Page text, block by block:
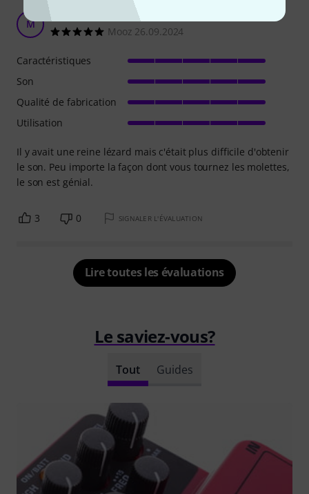
M
Mooz 26.09.2024
Il y avait une reine lézard mais c'était plus difficile d'obtenir
le son. Peu importe la façon dont vous tournez les molettes,
le son est génial.
Caractéristiques
Son
Qualité de fabrication
Utilisation
3 0 SIGNALER L'ÉVALUATION
Lire toutes les évaluations
Le saviez-vous?
Tout Guides